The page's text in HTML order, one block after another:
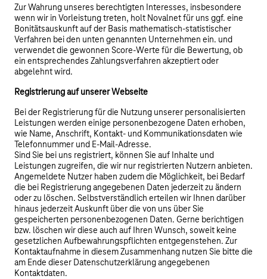
Zur Wahrung unseres berechtigten Interesses, insbesondere
wenn wir in Vorleistung treten, holt Novalnet für uns ggf. eine
Bonitätsauskunft auf der Basis mathematisch-statistischer
Verfahren bei den unten genannten Unternehmen ein. und
verwendet die gewonnen Score-Werte für die Bewertung, ob
ein entsprechendes Zahlungsverfahren akzeptiert oder
abgelehnt wird.
Registrierung auf unserer Webseite
Bei der Registrierung für die Nutzung unserer personalisierten
Leistungen werden einige personenbezogene Daten erhoben,
wie Name, Anschrift, Kontakt- und Kommunikationsdaten wie
Telefonnummer und E-Mail-Adresse.
Sind Sie bei uns registriert, können Sie auf Inhalte und
Leistungen zugreifen, die wir nur registrierten Nutzern anbieten.
Angemeldete Nutzer haben zudem die Möglichkeit, bei Bedarf
die bei Registrierung angegebenen Daten jederzeit zu ändern
oder zu löschen. Selbstverständlich erteilen wir Ihnen darüber
hinaus jederzeit Auskunft über die von uns über Sie
gespeicherten personenbezogenen Daten. Gerne berichtigen
bzw. löschen wir diese auch auf Ihren Wunsch, soweit keine
gesetzlichen Aufbewahrungspflichten entgegenstehen. Zur
Kontaktaufnahme in diesem Zusammenhang nutzen Sie bitte die
am Ende dieser Datenschutzerklärung angegebenen
Kontaktdaten.